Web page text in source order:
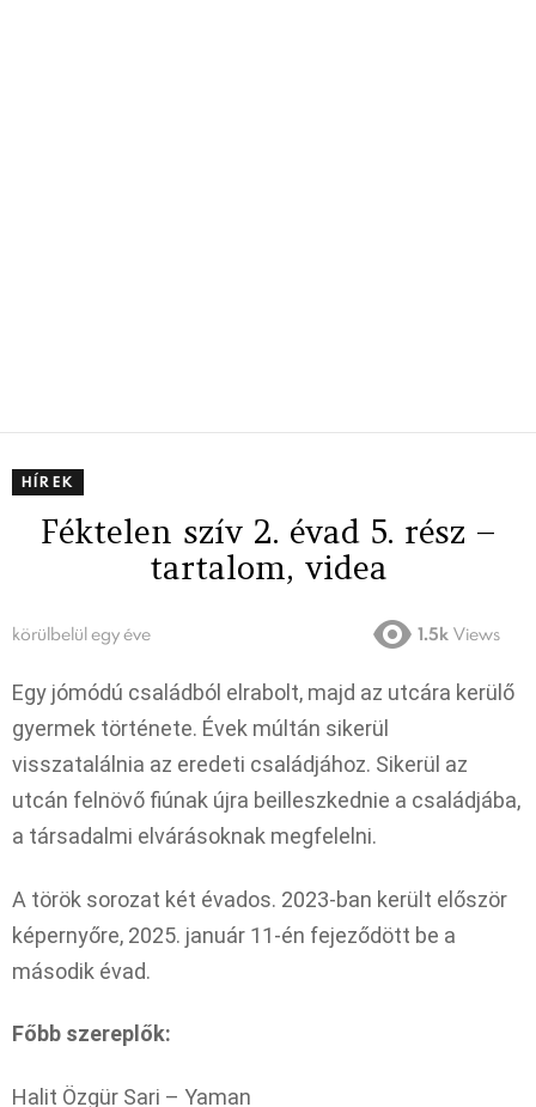
HÍREK
Féktelen szív 2. évad 5. rész –
tartalom, videa
körülbelül egy éve 1.5k Views
Egy jómódú családból elrabolt, majd az utcára kerülő
gyermek története. Évek múltán sikerül
visszatalálnia az eredeti családjához. Sikerül az
utcán felnövő fiúnak újra beilleszkednie a családjába,
a társadalmi elvárásoknak megfelelni.
A török sorozat két évados. 2023-ban került először
képernyőre, 2025. január 11-én fejeződött be a
második évad.
Főbb szereplők:
Halit Özgür Sari – Yaman